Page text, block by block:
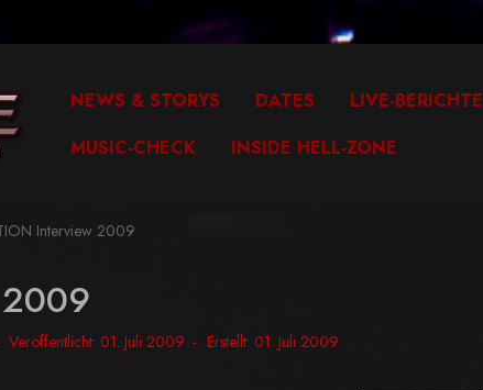
NEWS & STORYS DATES LIVE-BERICHTE
MUSIC-CHECK
INSIDE HELL-ZONE
Interview 2009
Veröffentlicht: 01. Juli 2009 Erstellt: 01. Juli 2009